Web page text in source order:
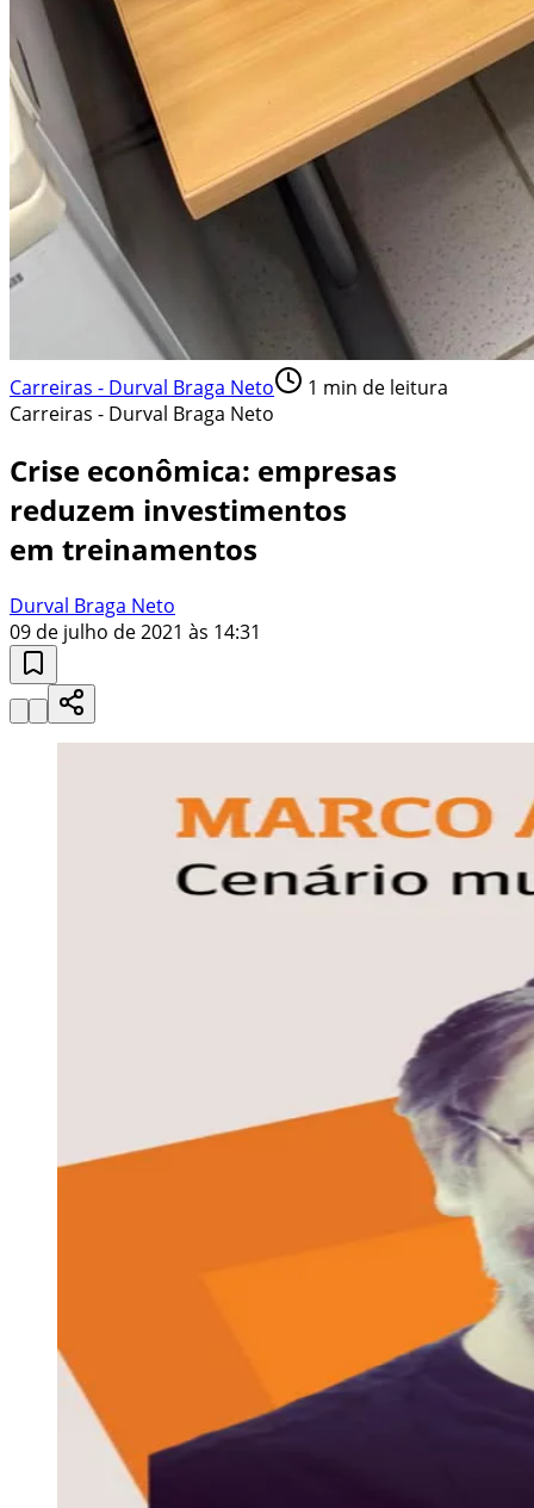
Carreiras - Durval Braga Neto 1 min de leitura
Carreiras - Durval Braga Neto
Crise econômica: empresas
reduzem investimentos
em treinamentos
Durval Braga Neto
09 de julho de 2021 às 14:31